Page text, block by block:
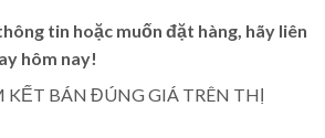
tin hoặc muốn đặt hàng, hãy liên
hôm nay!
KẾT BÁN ĐÚNG GIÁ TRÊN THỊ